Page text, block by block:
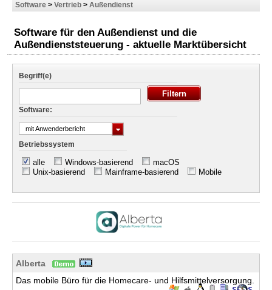
Software > Vertrieb > Außendienst
Software für den Außendienst und die
Außendienststeuerung - aktuelle Marktübersicht
Begriff(e)
Software:
mit Anwenderbericht
Betriebssystem
alle Windows-basierend
macOS
Unix-basierend
Mainframe-basierend Mobile
Alberta
Das mobile Büro für die Homecare- und Hilfsmittelversorgung.